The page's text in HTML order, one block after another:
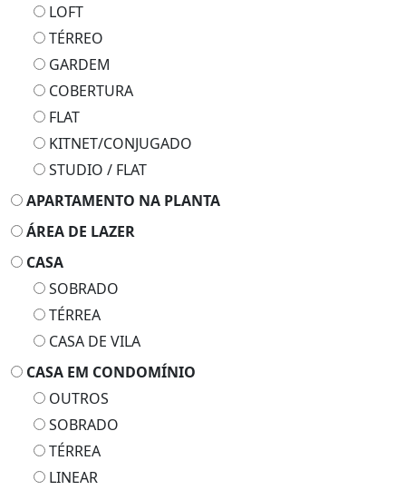
LOFT
TÉRREO
GARDEM
COBERTURA
FLAT
KITNET/CONJUGADO
STUDIO / FLAT
APARTAMENTO NA PLANTA
ÁREA DE LAZER
CASA
SOBRADO
TÉRREA
CASA DE VILA
CASA EM CONDOMÍNIO
OUTROS
SOBRADO
TÉRREA
LINEAR